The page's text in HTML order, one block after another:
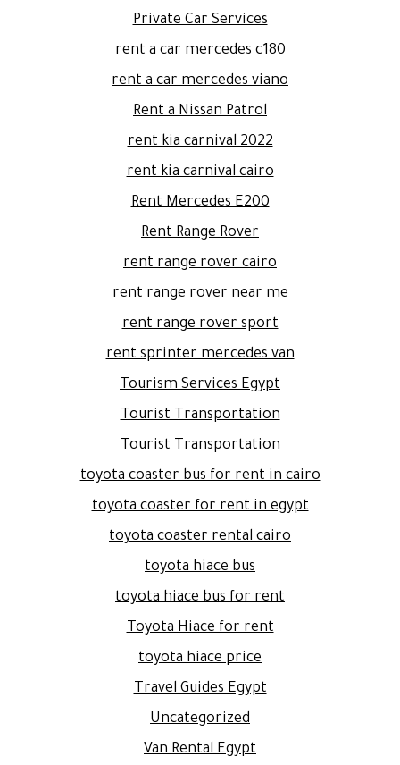
Private Car Services
rent a car mercedes c180
rent a car mercedes viano
Rent a Nissan Patrol
rent kia carnival 2022
rent kia carnival cairo
Rent Mercedes E200
Rent Range Rover
rent range rover cairo
rent range rover near me
rent range rover sport
rent sprinter mercedes van
Tourism Services Egypt
Tourist Transportation
Tourist Transportation
toyota coaster bus for rent in cairo
toyota coaster for rent in egypt
toyota coaster rental cairo
toyota hiace bus
toyota hiace bus for rent
Toyota Hiace for rent
toyota hiace price
Travel Guides Egypt
Uncategorized
Van Rental Egypt